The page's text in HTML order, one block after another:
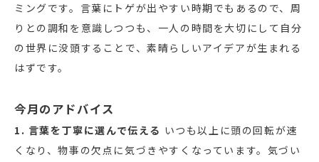
ミングです。言葉にトゲが出やすい時期でもあるので、周
りとの調和を意識しつつも、一人の時間を大切にして自分
の世界に没頭することで、素晴らしいアイデアが生まれる
はずです。
今月のアドバイス
1. 言葉を丁寧に選んで伝える いつも以上に頭の回転が速
くなり、物事の欠点に気づきやすくなっています。気づい